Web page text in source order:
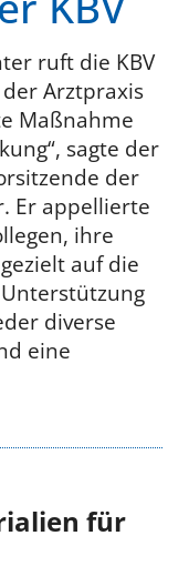
ruft die KBV
Arztpraxis
Maßnahme
sagte der
der
Er appellierte
ihre
auf die
diverse
eine
für